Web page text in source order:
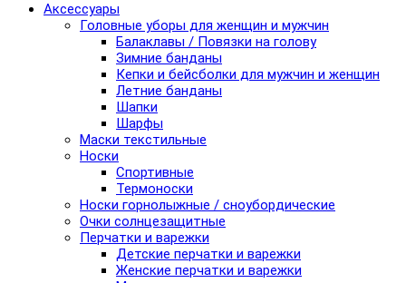
Аксессуары
Головные уборы для женщин и мужчин
Балаклавы / Повязки на голову
Зимние банданы
Кепки и бейсболки для мужчин и женщин
Летние банданы
Шапки
Шарфы
Маски текстильные
Носки
Спортивные
Термоноски
Носки горнолыжные / сноубордические
Очки солнцезащитные
Перчатки и варежки
Детские перчатки и варежки
Женские перчатки и варежки